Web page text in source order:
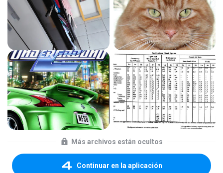
Más archivos están ocultos
Continuar en la aplicación